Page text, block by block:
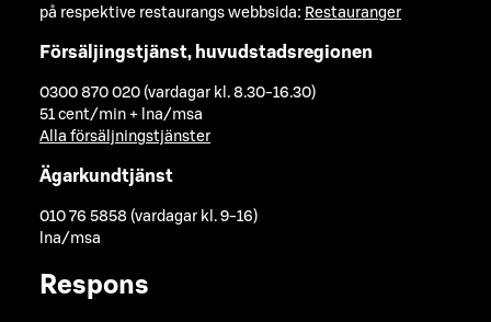
på respektive restaurangs webbsida: Restauranger
Försäljingstjänst, huvudstadsregionen
0300 870 020 (vardagar kl. 8.30-16.30)
51 cent/min + lna/msa
Alla försäljningstjänster
Ägarkundtjänst
010 76 5858 (vardagar kl. 9-16)
lna/msa
Respons